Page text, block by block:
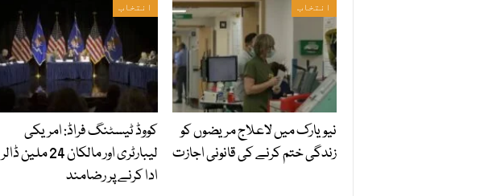
انتخاب
نیویارک میں لاعلاج مریضوں کو
زندگی ختم کرنے کی قانونی اجازت
انتخاب
کووڈ ٹیسٹنگ فراڈ: امریکی
لیبارٹری اور مالکان 24 ملین ڈالر
ادا کرنے پر رضامند